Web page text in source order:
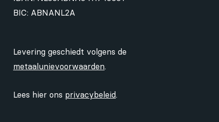
BIC: ABNANL2A
Levering geschiedt volgens de
metaalunievoorwaarden.
Lees hier ons privacybeleid.